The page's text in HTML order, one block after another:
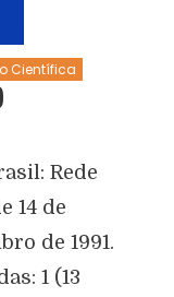
Científica
Rede
14 de
de 1991.
1 (13